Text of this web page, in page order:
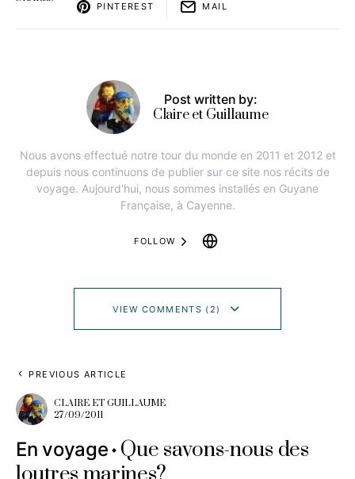
PINTEREST MAIL
Post written by:
Claire et Guillaume
Nous avons effectué notre tour du monde en 2011 et 2012 et
depuis nous continuons de publier sur ce site nos récits de
voyage. Aujourd'hui, nous sommes installés en Guyane
Française, à Cayenne.
FOLLOW
VIEW COMMENTS (2)
PREVIOUS ARTICLE
CLAIRE ET GUILLAUME
27/09/2011
En voyage Que savons-nous des